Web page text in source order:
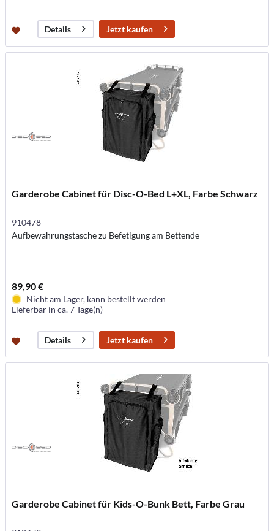
Details Jetzt kaufen
Garderobe Cabinet für Disc-O-Bed L+XL, Farbe Schwarz
910478
Aufbewahrungstasche zu Befetigung am Bettende
89,90 €
Nicht am Lager, kann bestellt werden
Lieferbar in ca. 7 Tage(n)
Details Jetzt kaufen
Garderobe Cabinet für Kids-O-Bunk Bett, Farbe Grau